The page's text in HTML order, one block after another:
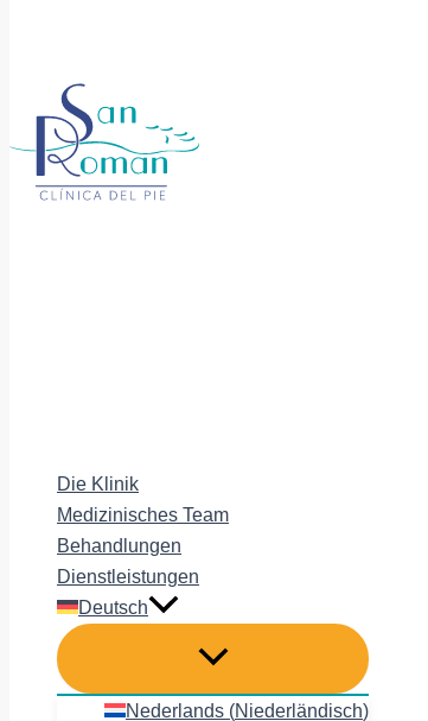
Die Klinik
Medizinisches Team
Behandlungen
Dienstleistungen
Deutsch
Nederlands (Niederländisch)